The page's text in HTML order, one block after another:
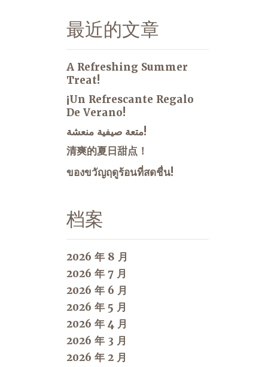
最近的文章
A Refreshing Summer
Treat!
¡Un Refrescante Regalo
De Verano!
متعة صيفية منعشة!
清爽的夏日甜点！
ของขวัญฤดูร้อนที่สดชื่น!
档案
2026 年 8 月
2026 年 7 月
2026 年 6 月
2026 年 5 月
2026 年 4 月
2026 年 3 月
2026 年 2 月